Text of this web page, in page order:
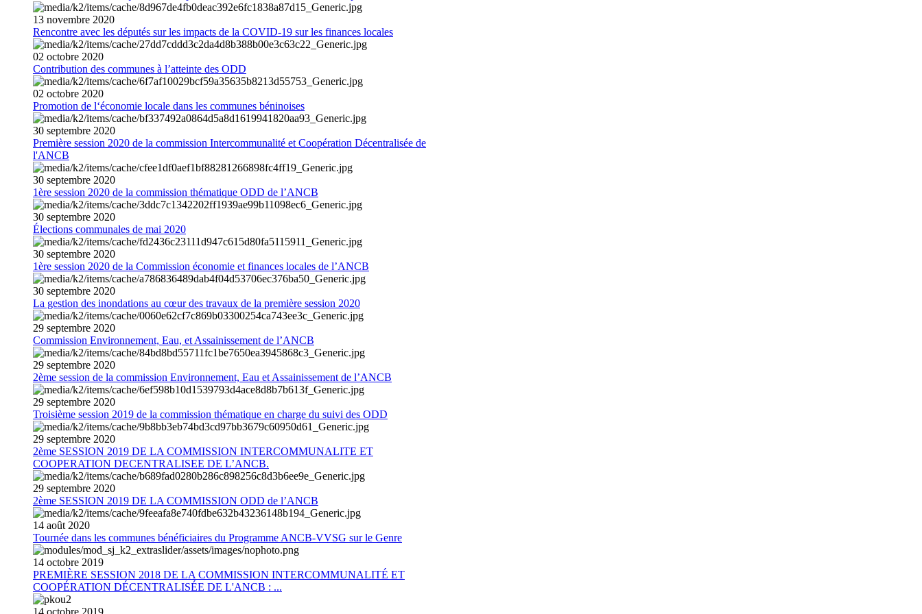
13 novembre 2020
Rencontre avec les députés sur les impacts de la COVID-19 sur les finances locales
02 octobre 2020
Contribution des communes à l’atteinte des ODD
02 octobre 2020
Promotion de l‘économie locale dans les communes béninoises
30 septembre 2020
Première session 2020 de la commission Intercommunalité et Coopération Décentralisée de
l'ANCB
30 septembre 2020
1ère session 2020 de la commission thématique ODD de l’ANCB
30 septembre 2020
Élections communales de mai 2020
30 septembre 2020
1ère session 2020 de la Commission économie et finances locales de l’ANCB
30 septembre 2020
La gestion des inondations au cœur des travaux de la première session 2020
29 septembre 2020
Commission Environnement, Eau, et Assainissement de l’ANCB
29 septembre 2020
2ème session de la commission Environnement, Eau et Assainissement de l’ANCB
29 septembre 2020
Troisième session 2019 de la commission thématique en charge du suivi des ODD
29 septembre 2020
2ème SESSION 2019 DE LA COMMISSION INTERCOMMUNALITE ET
COOPERATION DECENTRALISEE DE L’ANCB.
29 septembre 2020
2ème SESSION 2019 DE LA COMMISSION ODD de l’ANCB
14 août 2020
Tournée dans les communes bénéficiaires du Programme ANCB-VVSG sur le Genre
14 octobre 2019
PREMIÈRE SESSION 2018 DE LA COMMISSION INTERCOMMUNALITÉ ET
COOPÉRATION DÉCENTRALISÉE DE L'ANCB : ...
14 octobre 2019